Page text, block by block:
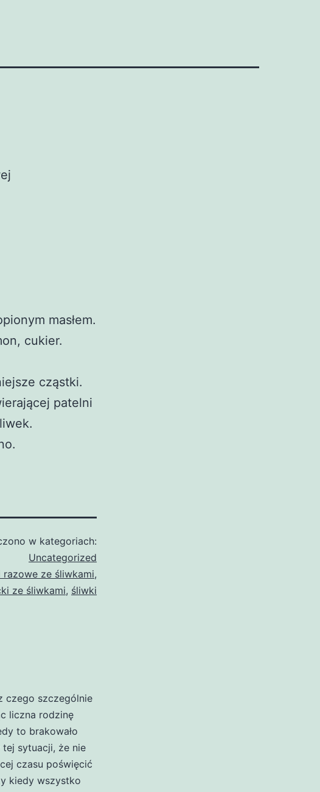
masłem.
cukier.
cząstki.
patelni
w kategoriach:
Uncategorized
razowe ze śliwkami,
ze śliwkami, śliwki
czego szczególnie
liczna rodzinę
to brakowało
sytuacji, że nie
czasu poświęcić
kiedy wszystko